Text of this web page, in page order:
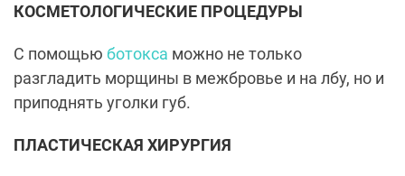
КОСМЕТОЛОГИЧЕСКИЕ ПРОЦЕДУРЫ
С помощью ботокса можно не только
разгладить морщины в межбровье и на лбу, но и
приподнять уголки губ.
ПЛАСТИЧЕСКАЯ ХИРУРГИЯ